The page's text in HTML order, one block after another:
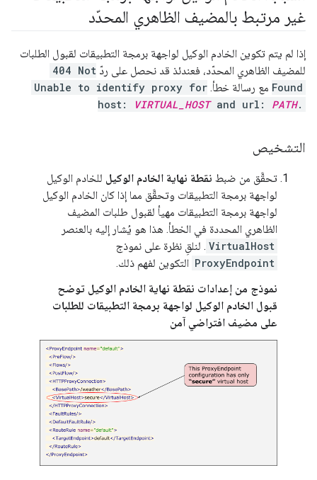
غير مرتبط بالمضيف الظاهري المحدّد
إذا لم يتم تكوين الخادم الوكيل لواجهة برمجة التطبيقات لقبول الطلبات
للمضيف الظاهري المحدّد، فعندئذ قد نحصل على ردّ 404 Not
Found مع رسالة خطأ. Unable to identify proxy for
host:
VIRTUAL_HOSTand url: PATH.
التشخيص
تحقَّق من ضبط نقطة نهاية الخادم الوكيل للخادم الوكيل
لواجهة برمجة التطبيقات وتحقَّق مما إذا كان الخادم الوكيل
لواجهة برمجة التطبيقات مهيأ لقبول طلبات المضيف
الظاهري المحددة في الخطأ. هذا هو يُشار إليه بالعنصر
VirtualHost . لنلقِ نظرة على نموذج
ProxyEndpoint التكوين لفهم ذلك.
نموذج من إعدادات نقطة نهاية الخادم الوكيل توضح
قبول الخادم الوكيل لواجهة برمجة التطبيقات للطلبات
على مضيف افتراضي آمن